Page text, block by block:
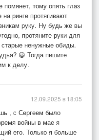
помянет, тому опять глаз
ринге протягивают
руку. Ну будь же вы
протяните руки для
ненужные обиды.
😃 Тогда пишите
к делу.
, с Сергеем было
войны в мае я
его. Только я больше
12.09.2025 в 18:05